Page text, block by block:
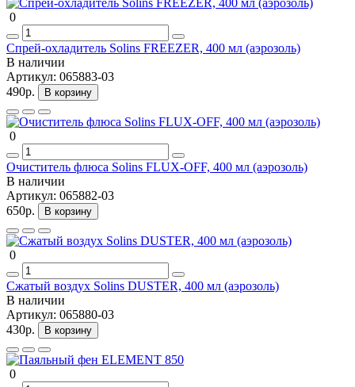
0
Спрей-охладитель Solins FREEZER, 400 мл (аэрозоль)
В наличии
Артикул: 065883-03
490р.
В корзину
0
Очиститель флюса Solins FLUX-OFF, 400 мл (аэрозоль)
В наличии
Артикул: 065882-03
650р.
В корзину
0
Сжатый воздух Solins DUSTER, 400 мл (аэрозоль)
В наличии
Артикул: 065880-03
430р.
В корзину
0